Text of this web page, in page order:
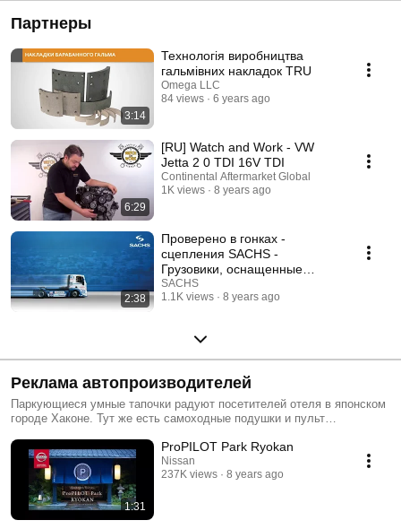
Партнеры
3:14
Технологія виробництва
гальмівних накладок TRU
Omega LLC
84 views
6 years ago
6:29
[RU] Watch and Work - VW
Jetta 2 0 TDI 16V TDI
Continental Aftermarket Global
1K views
8 years ago
2:38
Проверено в гонках -
сцепления SACHS -
Грузовики, оснащенные
продукцией sachs
SACHS
1.1K views
8 years ago
Реклама автопроизводителей
Паркующиеся умные тапочки радуют посетителей отеля в японском
городе Хаконе. Тут же есть самоходные подушки и пульт
ProPILOT Park, которая доступна владельцам электромобиля Nissan
Leaf 2018.
1:31
ProPILOT Park Ryokan
Nissan
237K views
8 years ago